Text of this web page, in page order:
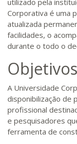
utilizado pela
Corporativa é uma
atualizada
facilidades, o
durante o todo o
Objetivos
A Universidade
disponibilização de
profissional
e pesquisadores
ferramenta de